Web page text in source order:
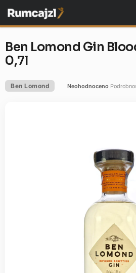
na
obsah
Ben Lomond Gin
0,7l
Ben Lomond Neohodnoceno